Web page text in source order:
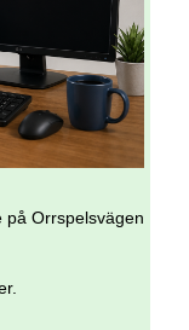
på Orrspelsvägen